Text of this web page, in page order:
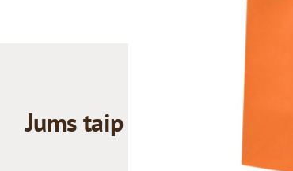
Jums taip pat gali patikti